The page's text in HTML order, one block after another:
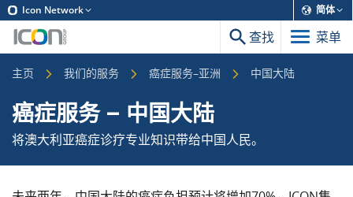
Icon Network 简体
查找 菜单
主页 我们的服务 癌症服务–亚洲 中国大陆
癌症服务– 中国大陆
将澳大利亚癌症诊疗专业知识带给中国人民。